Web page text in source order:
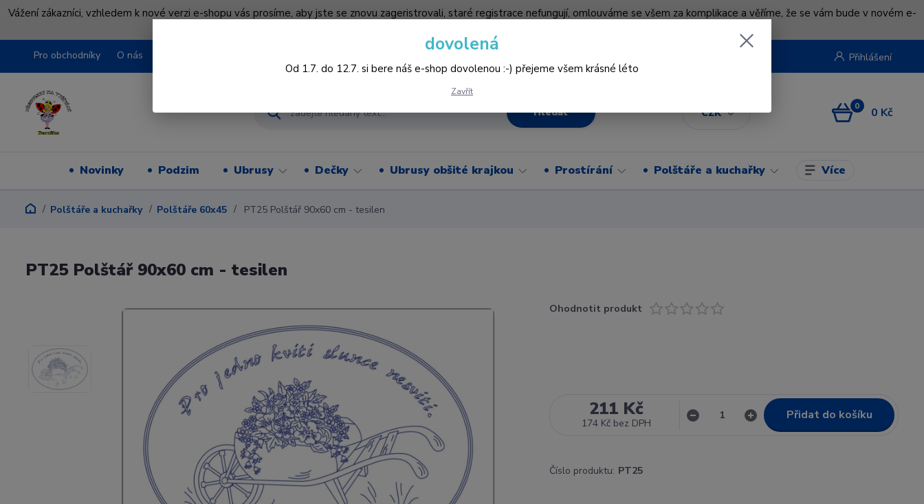
Vážení zákazníci, vzhledem k nové verzi e-shopu vás prosíme, aby jste se znovu zageristrovali, staré registrace nefungují, omlouváme se všem za komplikace a věříme, že se vám bude v novém e-
Pro obchodníky O nás
CZK
Přihlášení
Hledat 0 0 Kč
Novinky Podzim Ubrusy Dečky Ubrusy obšité krajkou Prostírání Polštáře a kuchařky Více
Polštáře a kuchařky Polštáře 60x45 PT25 Polštář 90x60 cm - tesilen
PT25 Polštář 90x60 cm - tesilen
Ohodnotit produkt
211 Kč
174 Kč bez DPH
Přidat do košíku
Číslo produktu: PT25
dovolená
Od 1.7. do 12.7. si bere náš e-shop dovolenou :-) přejeme všem krásné léto
Zavřít